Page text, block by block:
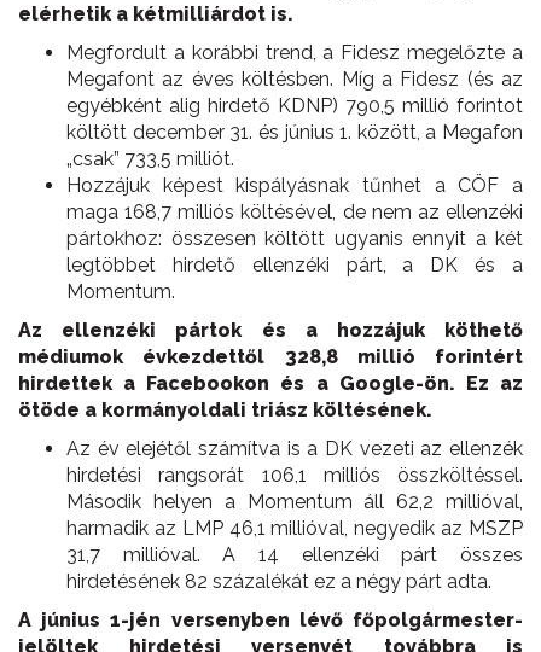
elérhetik a kétmilliárdot is.
Megfordult a korábbi trend, a Fidesz megelőzte a
Megafont az éves költésben. Míg a Fidesz (és az
egyébként alig hirdető KDNP) 790,5 millió forintot
költött december 31. és június 1. között, a Megafon
„csak” 733,5 milliót.
Hozzájuk képest kispályásnak tűnhet a CÖF a
maga 168,7 milliós költésével, de nem az ellenzéki
pártokhoz: összesen költött ugyanis ennyit a két
legtöbbet hirdető ellenzéki párt, a DK és a
Momentum.
Az ellenzéki pártok és a hozzájuk köthető
médiumok évkezdettől 328,8 millió forintért
hirdettek a Facebookon és a Google-ön. Ez az
ötöde a kormányoldali triász költésének.
Az év elejétől számítva is a DK vezeti az ellenzék
hirdetési rangsorát 106,1 milliós összköltéssel.
Második helyen a Momentum áll 62,2 millióval,
harmadik az LMP 46,1 millióval, negyedik az MSZP
31,7 millióval. A 14 ellenzéki párt összes
hirdetésének 82 százalékát ez a négy párt adta.
A június 1-jén versenyben lévő főpolgármester-
jelöltek hirdetési versenyét továbbra is